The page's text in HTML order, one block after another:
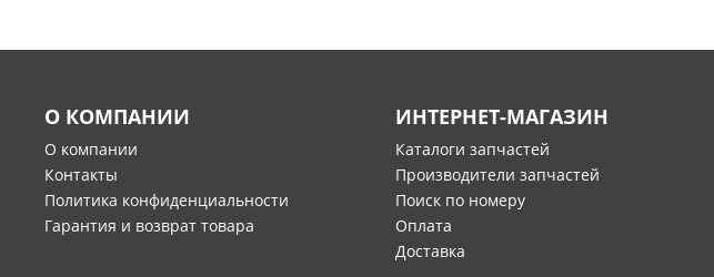
О КОМПАНИИ
О компании
Контакты
Политика конфиденциальности
Гарантия и возврат товара
ИНТЕРНЕТ-МАГАЗИН
Каталоги запчастей
Производители запчастей
Поиск по номеру
Оплата
Доставка